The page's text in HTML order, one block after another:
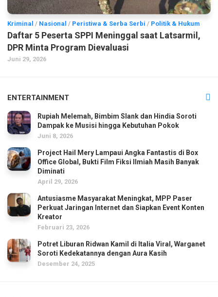
Kriminal / Nasional / Peristiwa & Serba Serbi / Politik & Hukum
Daftar 5 Peserta SPPI Meninggal saat Latsarmil,
DPR Minta Program Dievaluasi
Juni 29, 2026
ENTERTAINMENT
Rupiah Melemah, Bimbim Slank dan Hindia Soroti
Dampak ke Musisi hingga Kebutuhan Pokok
Juni 8, 2026
Project Hail Mery Lampaui Angka Fantastis di Box
Office Global, Bukti Film Fiksi Ilmiah Masih Banyak
Diminati
April 29, 2026
Antusiasme Masyarakat Meningkat, MPP Paser
Perkuat Jaringan Internet dan Siapkan Event Konten
Kreator
Februari 23, 2026
Potret Liburan Ridwan Kamil di Italia Viral, Warganet
Soroti Kedekatannya dengan Aura Kasih
Desember 24, 2025